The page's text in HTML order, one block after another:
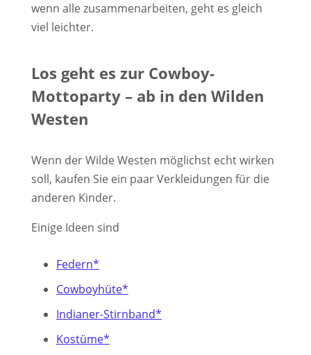
wenn alle zusammenarbeiten, geht es gleich
viel leichter.
Los geht es zur Cowboy-
Mottoparty – ab in den Wilden
Westen
Wenn der Wilde Westen möglichst echt wirken
soll, kaufen Sie ein paar Verkleidungen für die
anderen Kinder.
Einige Ideen sind
Federn*
Cowboyhüte*
Indianer-Stirnband*
Kostüme*